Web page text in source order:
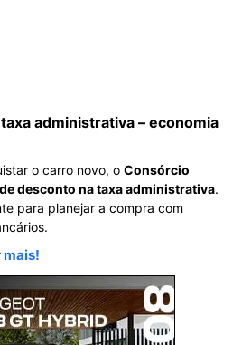
administrativa – economia
o carro novo, o Consórcio
desconto na taxa administrativa.
para planejar a compra com
mais!